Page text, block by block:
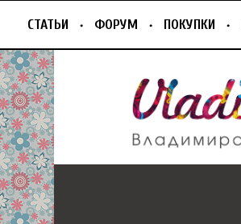
СТАТЬИ ФОРУМ ПОКУПКИ